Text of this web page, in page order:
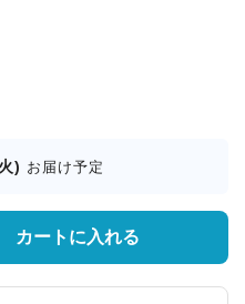
) お届け予定
カートに入れる